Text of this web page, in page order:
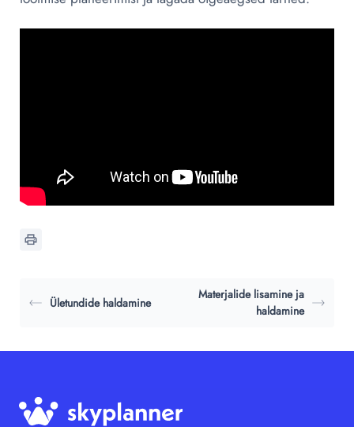
Ületundide haldamine
Materjalide lisamine ja
haldamine